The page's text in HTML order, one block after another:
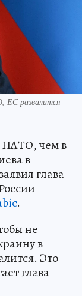
ЕС развалится
НАТО, чем в
в
глава
.
не
в
Это
глава